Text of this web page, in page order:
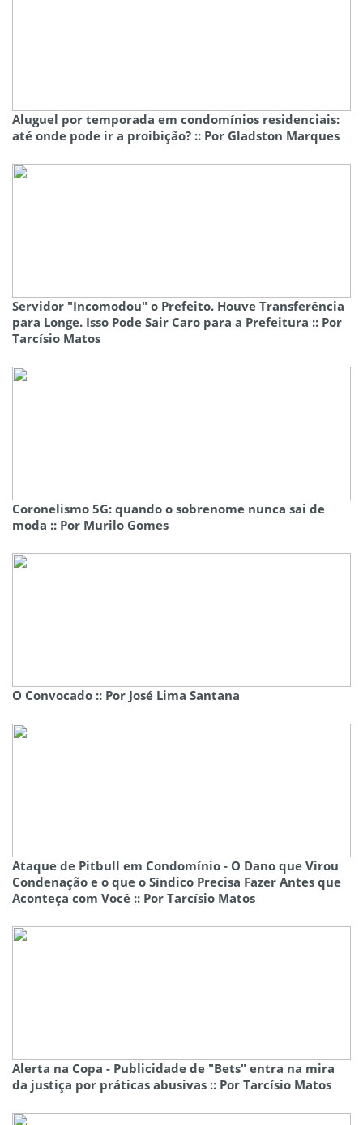
Aluguel por temporada em condomínios residenciais:
até onde pode ir a proibição? :: Por Gladston Marques
Servidor "Incomodou" o Prefeito. Houve Transferência
para Longe. Isso Pode Sair Caro para a Prefeitura :: Por
Tarcísio Matos
Coronelismo 5G: quando o sobrenome nunca sai de
moda :: Por Murilo Gomes
O Convocado :: Por José Lima Santana
Ataque de Pitbull em Condomínio - O Dano que Virou
Condenação e o que o Síndico Precisa Fazer Antes que
Aconteça com Você :: Por Tarcísio Matos
Alerta na Copa - Publicidade de "Bets" entra na mira
da justiça por práticas abusivas :: Por Tarcísio Matos